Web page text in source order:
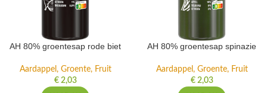
AH 80% groentesap rode biet
Aardappel, Groente, Fruit
€2,03
AH 80% groentesap spinazie
Aardappel, Groente, Fruit
€2,03